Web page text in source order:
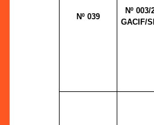
Nº 039
Nº 003/
GACIF/